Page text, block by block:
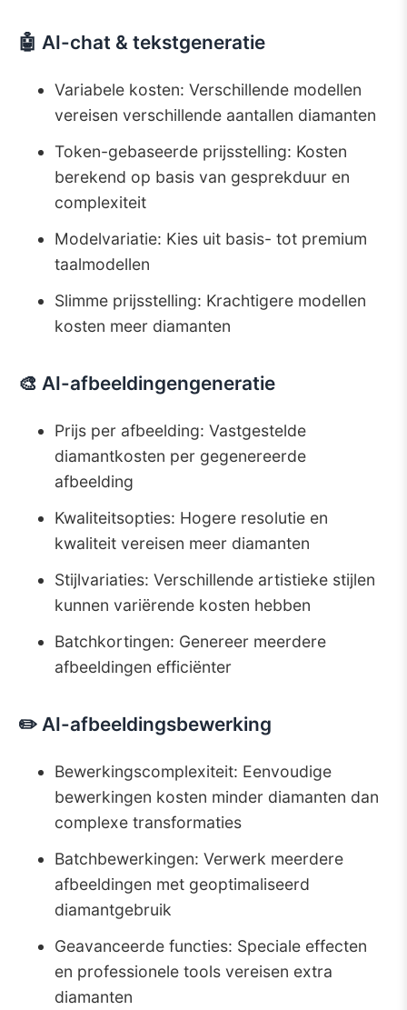
🤖 AI-chat & tekstgeneratie
Variabele kosten: Verschillende modellen
vereisen verschillende aantallen diamanten
Token-gebaseerde prijsstelling: Kosten
berekend op basis van gesprekduur en
complexiteit
Modelvariatie: Kies uit basis- tot premium
taalmodellen
Slimme prijsstelling: Krachtigere modellen
kosten meer diamanten
🎨 AI-afbeeldingengeneratie
Prijs per afbeelding: Vastgestelde
diamantkosten per gegenereerde
afbeelding
Kwaliteitsopties: Hogere resolutie en
kwaliteit vereisen meer diamanten
Stijlvariaties: Verschillende artistieke stijlen
kunnen variërende kosten hebben
Batchkortingen: Genereer meerdere
afbeeldingen efficiënter
✏️ AI-afbeeldingsbewerking
Bewerkingscomplexiteit: Eenvoudige
bewerkingen kosten minder diamanten dan
complexe transformaties
Batchbewerkingen: Verwerk meerdere
afbeeldingen met geoptimaliseerd
diamantgebruik
Geavanceerde functies: Speciale effecten
en professionele tools vereisen extra
diamanten